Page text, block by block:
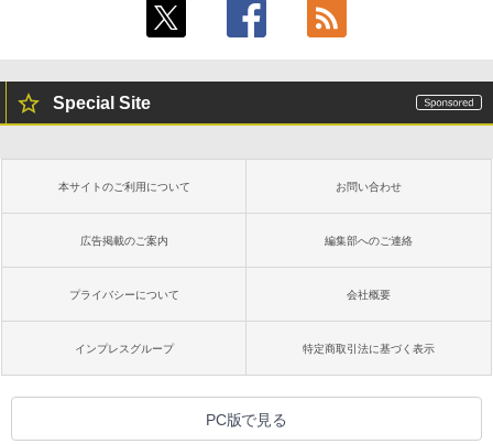
Special Site
本サイトのご利用について お問い合わせ
広告掲載のご案内 編集部へのご連絡
プライバシーについて 会社概要
インプレスグループ 特定商取引法に基づく表示
PC版で見る